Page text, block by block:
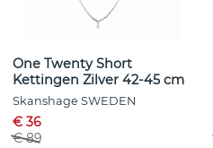
One Twenty Short
Kettingen Zilver 42-45 cm
Skanshage SWEDEN
€ 36
€ 89